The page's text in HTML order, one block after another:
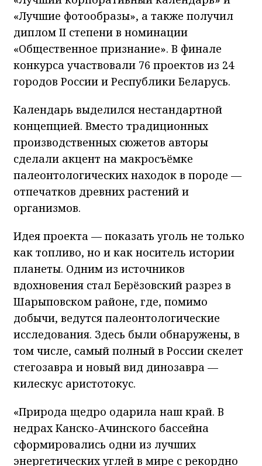
«Лучшие фотообразы», а также получил
диплом II степени в номинации
«Общественное признание». В финале
конкурса участвовали 76 проектов из 24
городов России и Республики Беларусь.
Календарь выделился нестандартной
концепцией. Вместо традиционных
производственных сюжетов авторы
сделали акцент на макросъёмке
палеонтологических находок в породе —
отпечатков древних растений и
организмов.
Идея проекта — показать уголь не только
как топливо, но и как носитель истории
планеты. Одним из источников
вдохновения стал Берёзовский разрез в
Шарыповском районе, где, помимо
добычи, ведутся палеонтологические
исследования. Здесь были обнаружены, в
том числе, самый полный в России скелет
стегозавра и новый вид динозавра —
килескус аристотокус.
«Природа щедро одарила наш край. В
недрах Канско-Ачинского бассейна
сформировались одни из лучших
энергетических углей в мире с рекордно